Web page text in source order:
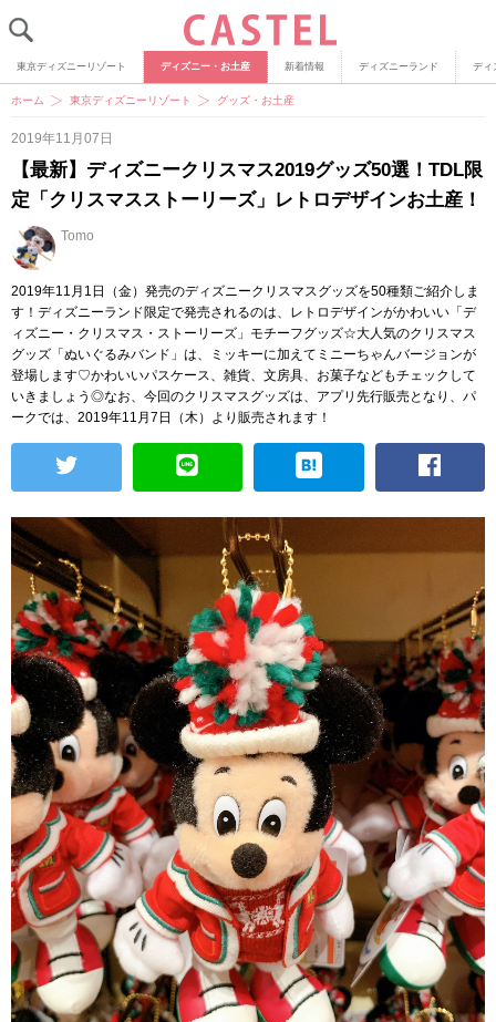
東京ディズニーリゾート ディズニー・お土産 新着情報 ディズニーランド ディ
ホーム 東京ディズニーリゾート グッズ・お土産
2019年11月07日
【最新】ディズニークリスマス2019グッズ50選！TDL限
定「クリスマスストーリーズ」レトロデザインお土産！
Tomo
2019年11月1日（金）発売のディズニークリスマスグッズを50種類ご紹介しま
す！ディズニーランド限定で発売されるのは、レトロデザインがかわいい「デ
ィズニー・クリスマス・ストーリーズ」モチーフグッズ☆大人気のクリスマス
グッズ「ぬいぐるみバンド」は、ミッキーに加えてミニーちゃんバージョンが
登場します♡かわいいパスケース、雑貨、文房具、お菓子などもチェックして
いきましょう◎なお、今回のクリスマスグッズは、アプリ先行販売となり、パ
ークでは、2019年11月7日（木）より販売されます！